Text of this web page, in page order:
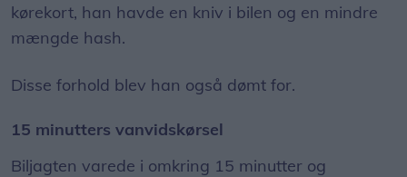
kørekort, han havde en kniv i bilen og en mindre
mængde hash.
Disse forhold blev han også dømt for.
15 minutters vanvidskørsel
Biljagten varede i omkring 15 minutter og